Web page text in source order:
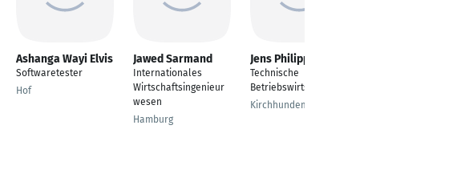
Ashanga Wayi Elvis
Softwaretester
Hof
Jawed Sarmand
Internationales
Wirtschaftsingenieur
wesen
Hamburg
Jens Philipp
Technische
Betriebswirtschaft
Kirchhundem